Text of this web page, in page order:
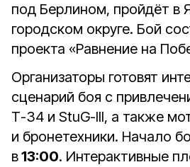
под Берлином, пройдёт в
городском округе. Бой
проекта «Равнение на
Организаторы готовят
сценарий боя с
Т-34 и StuG-III, а также
и бронетехники. Начало
в13:00. Интерактивные